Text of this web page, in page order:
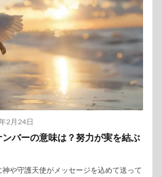
2月24日
ンバーの意味は？努力が実を結ぶ
や守護天使がメッセージを込めて送って